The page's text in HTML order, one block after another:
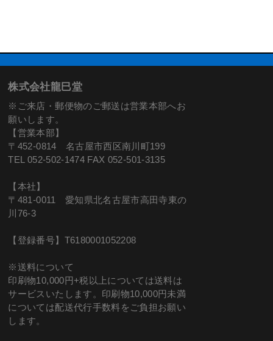
株式会社龍巳堂
※ご来店・郵便物のご郵送は営業本部へお
願いします。
【営業本部】
〒452-0814 名古屋市西区南川町199
TEL 052-502-1474 FAX 052-501-3135
【本社】
〒481-0011 愛知県北名古屋市高田寺東の
川76-3
【登録番号】T6180001052208
※送料について
印刷物10,000円+税以上については送料は
サービスいたします。印刷物10,000円未満
については配送代行手数料をご負担お願い
します。